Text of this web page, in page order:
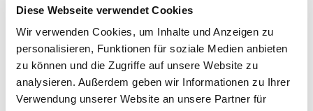
Diese Webseite verwendet Cookies
Wir verwenden Cookies, um Inhalte und Anzeigen zu
personalisieren, Funktionen für soziale Medien anbieten
zu können und die Zugriffe auf unsere Website zu
analysieren. Außerdem geben wir Informationen zu Ihrer
Verwendung unserer Website an unsere Partner für
oder per E-Mail:magdalena.andrulewicz@evlka.de